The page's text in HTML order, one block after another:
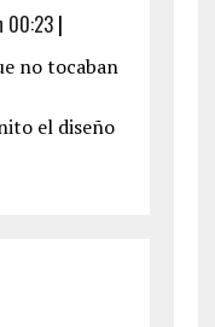
00:23|
no tocaban
el diseño